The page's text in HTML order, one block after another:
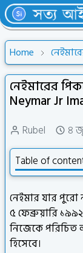
Home
নেইমারের
Neymar Jr
Rubel
৪
Table of
নেইমার যার পুরো
৫ ফেব্রুয়ারি
নিজেকে
হিসেবে।